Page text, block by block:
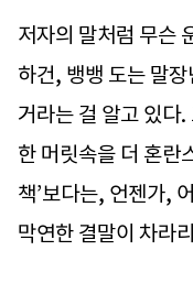
저자의 말처럼 무슨
하건, 뱅뱅 도는 말
거라는 걸 알고 있다
한 머릿속을 더 혼란
책’보다는, 언젠가,
막연한 결말이 차라